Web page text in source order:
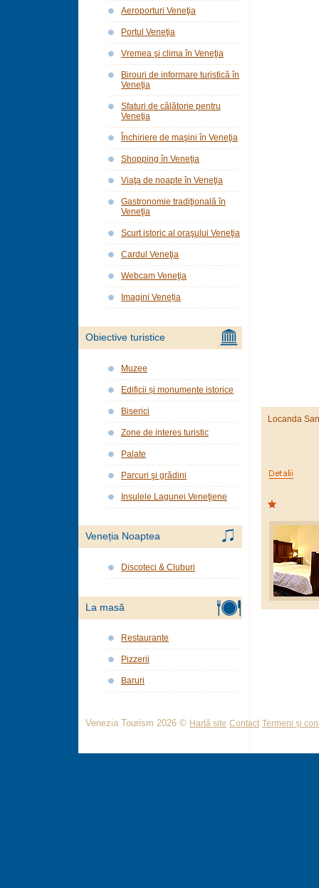
Locanda
Aeroporturi Veneţia
Portul Veneţia
Vremea şi clima în Veneţia
Birouri de informare turistică în
Veneţia
Sfaturi de călătorie pentru
Veneţia
Închiriere de maşini în Veneţia
Shopping în Veneţia
Viaţa de noapte în Veneţia
Gastronomie tradiţională în
Veneţia
Scurt istoric al oraşului Veneţia
Cardul Veneţia
Webcam Veneţia
Imagini Veneția
Obiective turistice
Muzee
Edificii și monumente istorice
Biserici
Zone de interes turistic
Palate
Parcuri şi grădini
Insulele Lagunei Veneţiene
Veneția Noaptea
Discoteci & Cluburi
La masă
Restaurante
Pizzerii
Baruri
Venezia Tourism 2026 © Hartă site Contact Termeni și